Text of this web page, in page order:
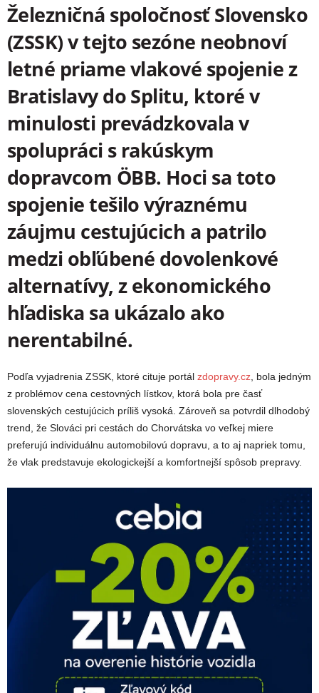
Železničná spoločnosť Slovensko
(ZSSK) v tejto sezóne neobnoví
letné priame vlakové spojenie z
Bratislavy do Splitu, ktoré v
minulosti prevádzkovala v
spolupráci s rakúskym
dopravcom ÖBB. Hoci sa toto
spojenie tešilo výraznému
záujmu cestujúcich a patrilo
medzi obľúbené dovolenkové
alternatívy, z ekonomického
hľadiska sa ukázalo ako
nerentabilné.
Podľa vyjadrenia ZSSK, ktoré cituje portál zdopravy.cz , bola jedným
z problémov cena cestovných lístkov, ktorá bola pre časť
slovenských cestujúcich príliš vysoká. Zároveň sa potvrdil dlhodobý
trend, že Slováci pri cestách do Chorvátska vo veľkej miere
preferujú individuálnu automobilovú dopravu, a to aj napriek tomu,
že vlak predstavuje ekologickejší a komfortnejší spôsob prepravy.